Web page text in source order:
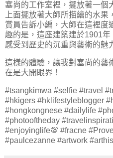
塞尚的工作室裡，擺放著一個
上面擺放著大師所描繪的水
賞員告訴小編，大師在這裡度
趣的是，這座建築建於1901
感受到歷史的沉重與藝術的魅
這樣的體驗，讓我對塞尚的藝
在是大開眼界！
#tsangkimwa #selfie #travel
#hkigers #hklifestyleblogger
#hongkongnese #dailylife
#photooftheday
#enjoyinglife💯 #fracne
#paulcezanne #artwork